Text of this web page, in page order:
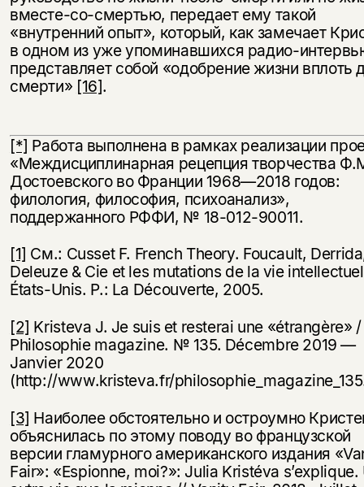
вместе-со-смертью, передает ему такой
«внутренний опыт», который, как замечает
в одном из уже упоминавшихся радио-
представляет собой «одобрение жизни вплоть
смерти» [16].
[*] Работа выполнена в рамках реализации
«Междисциплинарная рецепция творчества
Достоевского во Франции 1968—2018 годов:
филология, философия, психоанализ»,
поддержанного РФФИ, № 18-012-90011.
[1] См.: Cusset F. French Theory. Foucault,
Deleuze & Cie et les mutations de la vie
États-Unis. P.: La Découverte, 2005.
[2] Kristeva J. Je suis et resterai une «étrangère»
Philosophie magazine. № 135. Décembre 2019 —
Janvier 2020
(http://www.kristeva.fr/
[3] Наиболее обстоятельно и остроумно
объяснилась по этому поводу во французской
версии гламурного американского издания
Fair»: «Espionne, moi?»: Julia Kristéva s’explique.